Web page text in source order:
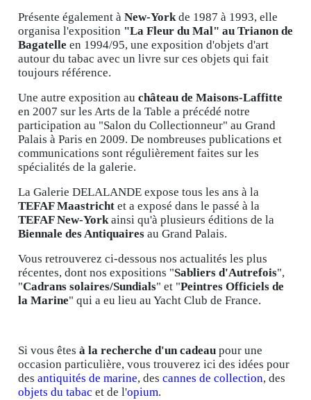
Présente également à New-Yorkde 1987 à 1993, elle
organisa l'exposition "La Fleur du Mal" au Trianon de
Bagatelle en 1994/95, une exposition d'objets d'art
autour du tabac avec un livre sur ces objets qui fait
toujours référence.
Une autre exposition au château de Maisons-Laffitte
en 2007 sur les Arts de la Table a précédé notre
participation au "Salon du Collectionneur" au Grand
Palais à Paris en 2009. De nombreuses publications et
communications sont régulièrement faites sur les
spécialités de la galerie.
La Galerie DELALANDE expose tous les ans à la
TEFAF Maastricht et a exposé dans le passé à la
TEFAF New-Yorkainsi qu'à plusieurs éditions de la
Biennale des Antiquairesau Grand Palais.
Vous retrouverez ci-dessous nos actualités les plus
récentes, dont nos expositions "Sabliers d'Autrefois",
"Cadrans solaires/Sundials" et "Peintres Officiels de
la Marine" qui a eu lieu au Yacht Club de France.
Si vous êtes à la recherche d'un cadeaupour une
occasion particulière, vous trouverez ici des idées pour
des antiquités de marine, des cannes de collection, des
objets du tabac et de l'opium.